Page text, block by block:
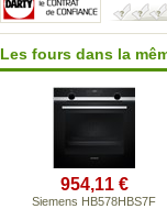
Les fours dans la
954,11 €
Siemens HB578HBS7F